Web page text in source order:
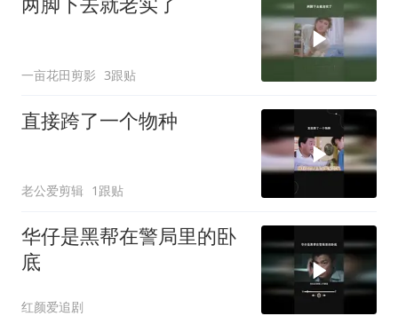
一亩花田剪影 3跟贴
直接跨了一个物种
老公爱剪辑 1跟贴
华仔是黑帮在警局里的卧
底
红颜爱追剧